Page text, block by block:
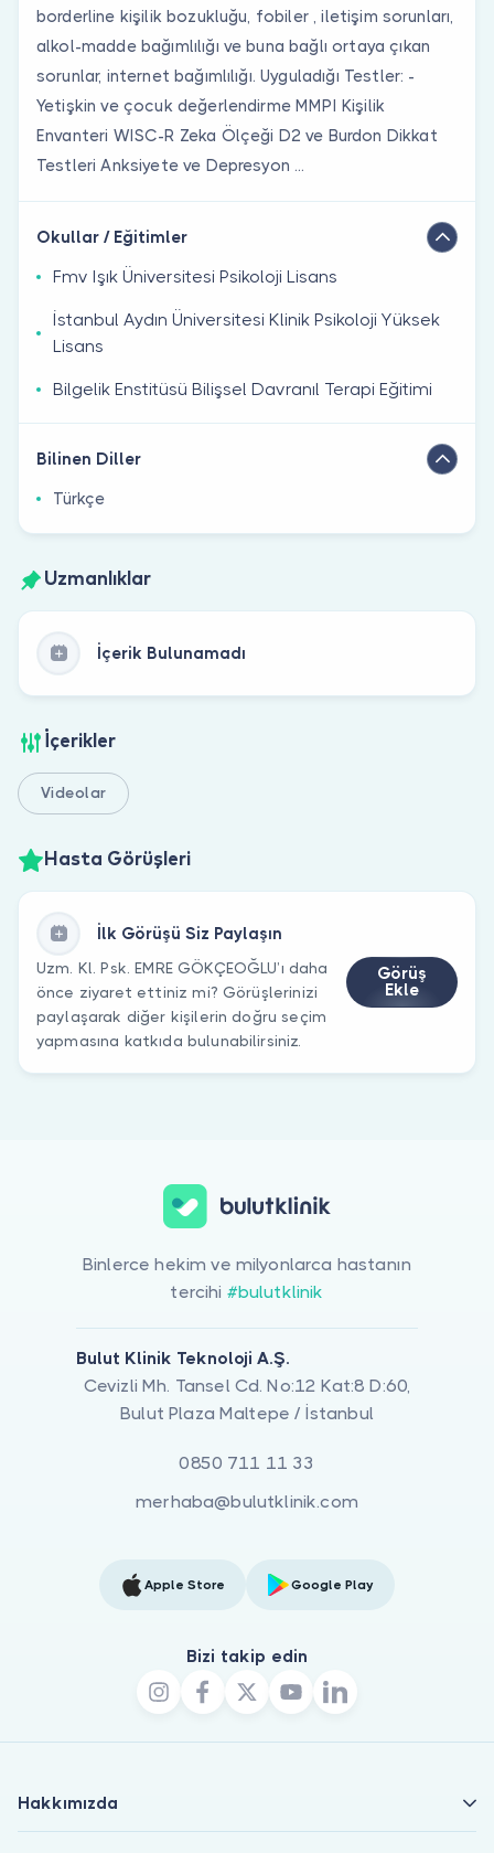
borderline kişilik bozukluğu, fobiler , iletişim sorunları,
alkol-madde bağımlılığı ve buna bağlı ortaya çıkan
sorunlar, internet bağımlılığı. Uyguladığı Testler: -
Yetişkin ve çocuk değerlendirme MMPI Kişilik
Envanteri WISC-R Zeka Ölçeği D2 ve Burdon Dikkat
Testleri Anksiyete ve Depresyon ...
Okullar / Eğitimler
Fmv Işık Üniversitesi Psikoloji Lisans
İstanbul Aydın Üniversitesi Klinik Psikoloji Yüksek
Lisans
Bilgelik Enstitüsü Bilişsel Davranıl Terapi Eğitimi
Bilinen Diller
Türkçe
Uzmanlıklar
İçerik Bulunamadı
İçerikler
Videolar
Hasta Görüşleri
İlk Görüşü Siz Paylaşın
Uzm. Kl. Psk. EMRE GÖKÇEOĞLU’ı daha
önce ziyaret ettiniz mi? Görüşlerinizi
paylaşarak diğer kişilerin doğru seçim
yapmasına katkıda bulunabilirsiniz.
Görüş
Ekle
Binlerce hekim ve milyonlarca hastanın
tercihi #bulutklinik
Bulut Klinik Teknoloji A.Ş.
Cevizli Mh. Tansel Cd. No:12 Kat:8 D:60,
Bulut Plaza Maltepe / İstanbul
0850 711 11 33
merhaba@bulutklinik.com
Apple Store Google Play
Bizi takip edin
Hakkımızda